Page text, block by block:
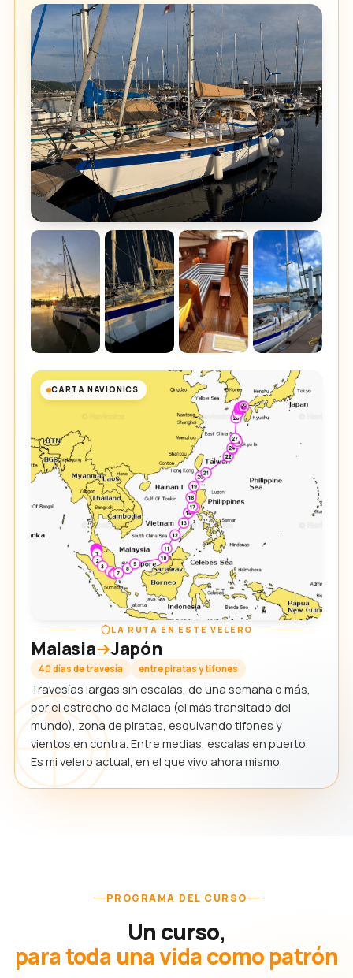
CARTA NAVIONICS
LA RUTA EN ESTE VELERO
Malasia Japón
40 días de travesía entre piratas y tifones
Travesías largas sin escalas, de una semana o más,
por el estrecho de Malaca (el más transitado del
mundo), zona de piratas, esquivando tifones y
vientos en contra. Entre medias, escalas en puerto.
Es mi velero actual, en el que vivo ahora mismo.
PROGRAMA DEL CURSO
Un curso,
para toda una vida como patrón